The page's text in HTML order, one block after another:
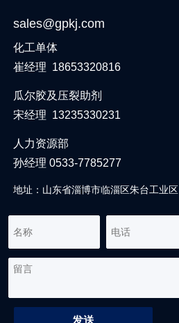
sales@gpkj.com
化工单体
崔经理 18653320816
瓜尔胶及压裂助剂
宋经理 13235330231
人力资源部
孙经理 0533-7785277
地址：山东省淄博市临淄区朱台工业区